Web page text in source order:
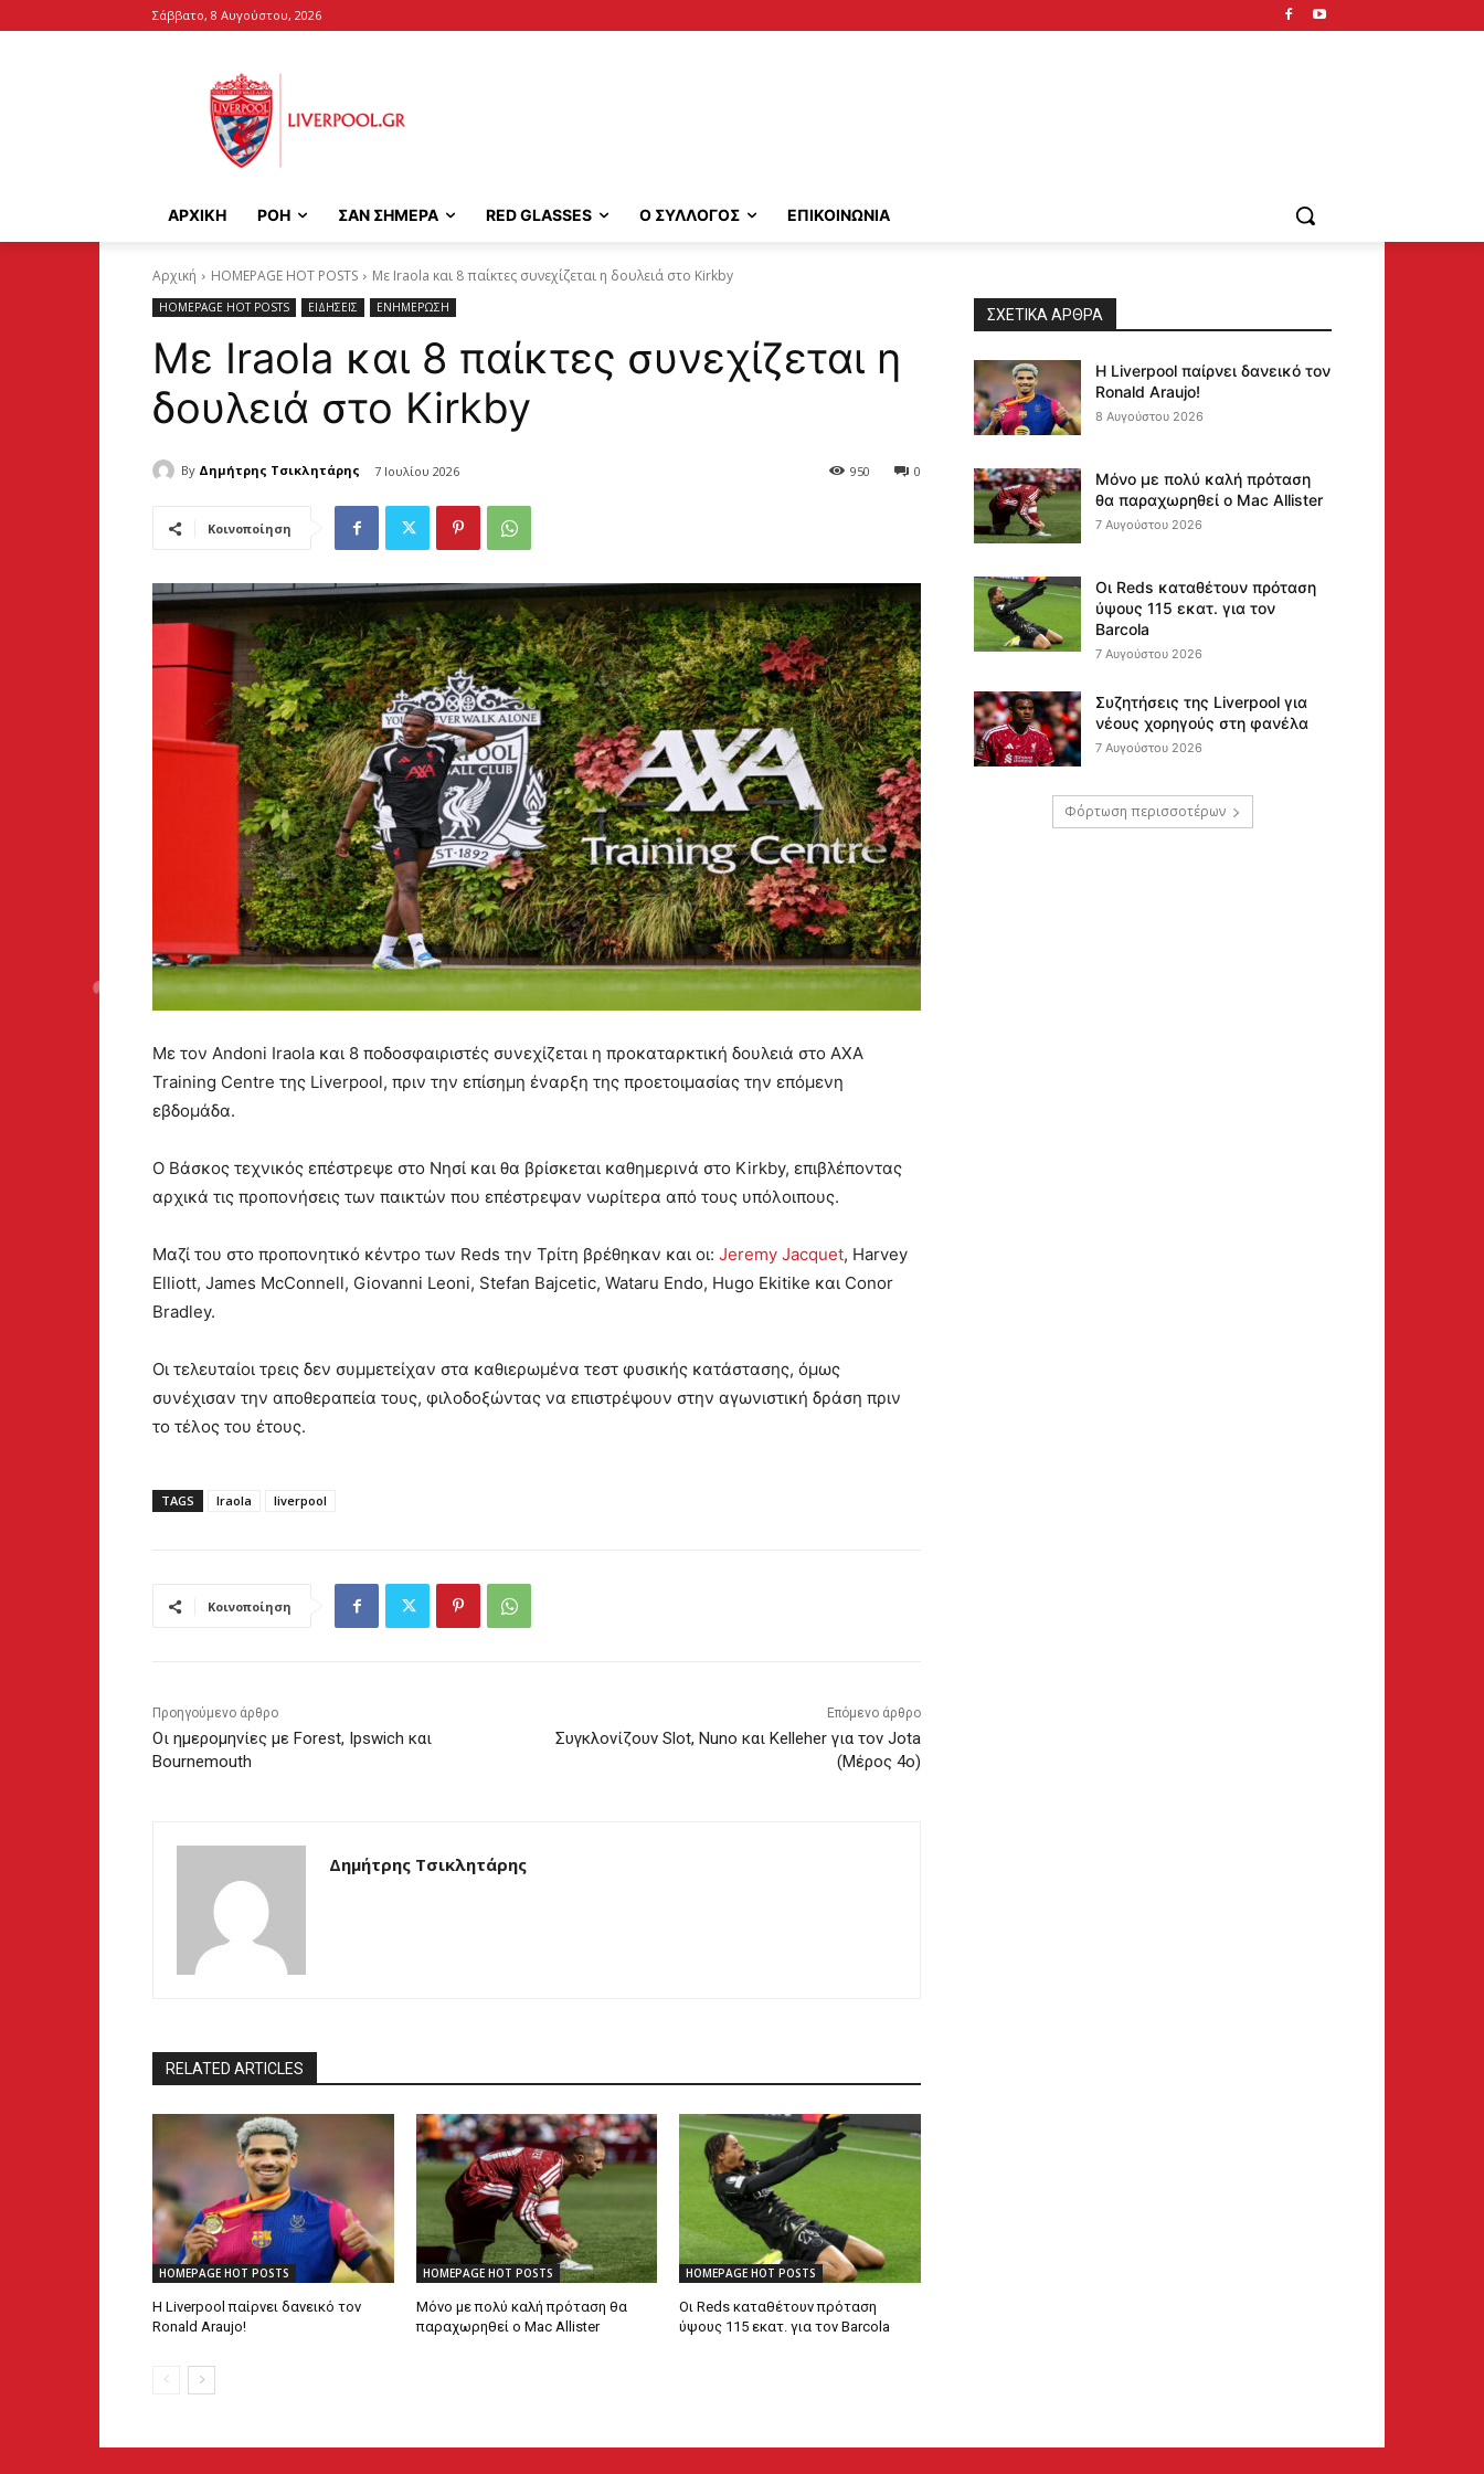
Σάββατο, 8 Αυγούστου, 2026
ΑΡΧΙΚΉ ΡΟΗ ΣΑΝ ΣΗΜΕΡΑ RED GLASSES Ο ΣΥΛΛΟΓΟΣ ΕΠΙΚΟΙΝΩΝΙΑ
Αρχική HOMEPAGE HOT POSTS Με Iraola και 8 παίκτες συνεχίζεται η δουλειά στο Kirkby
HOMEPAGE HOT POSTS ΕΙΔΗΣΕΙΣ ΕΝΗΜΕΡΩΣΗ
Με Iraola και 8 παίκτες συνεχίζεται η
δουλειά στο Kirkby
By Δημήτρης Τσικλητάρης 7 Ιουλίου 2026 0
950
Κοινοποίηση
Με τον Andoni Iraola και 8 ποδοσφαιριστές συνεχίζεται η προκαταρκτική δουλειά στο AXA
Training Centre της Liverpool, πριν την επίσημη έναρξη της προετοιμασίας την επόμενη
εβδομάδα.
Ο Βάσκος τεχνικός επέστρεψε στο Νησί και θα βρίσκεται καθημερινά στο Kirkby, επιβλέποντας
αρχικά τις προπονήσεις των παικτών που επέστρεψαν νωρίτερα από τους υπόλοιπους.
Μαζί του στο προπονητικό κέντρο των Reds την Τρίτη βρέθηκαν και οι: Jeremy Jacquet, Harvey
Elliott, James McConnell, Giovanni Leoni, Stefan Bajcetic, Wataru Endo, Hugo Ekitike και Conor
Bradley.
Οι τελευταίοι τρεις δεν συμμετείχαν στα καθιερωμένα τεστ φυσικής κατάστασης, όμως
συνέχισαν την αποθεραπεία τους, φιλοδοξώντας να επιστρέψουν στην αγωνιστική δράση πριν
το τέλος του έτους.
TAGS Iraola liverpool
Κοινοποίηση
Προηγούμενο άρθρο
Οι ημερομηνίες με Forest, Ipswich και
Bournemouth
Επόμενο άρθρο
Συγκλονίζουν Slot, Nuno και Kelleher για τον Jota
(Μέρος 4ο)
Δημήτρης Τσικλητάρης
RELATED ARTICLES
HOMEPAGE HOT POSTS
Η Liverpool παίρνει δανεικό τον
Ronald Araujo!
HOMEPAGE HOT POSTS
Μόνο με πολύ καλή πρόταση θα
παραχωρηθεί ο Mac Allister
HOMEPAGE HOT POSTS
Οι Reds καταθέτουν πρόταση
ύψους 115 εκατ. για τον Barcola
ΣΧΕΤΙΚΆ ΆΡΘΡΑ
Η Liverpool παίρνει δανεικό τον
Ronald Araujo!
8 Αυγούστου 2026
Μόνο με πολύ καλή πρόταση
θα παραχωρηθεί ο Mac Allister
7 Αυγούστου 2026
Οι Reds καταθέτουν πρόταση
ύψους 115 εκατ. για τον
Barcola
7 Αυγούστου 2026
Συζητήσεις της Liverpool για
νέους χορηγούς στη φανέλα
7 Αυγούστου 2026
Φόρτωση περισσοτέρων